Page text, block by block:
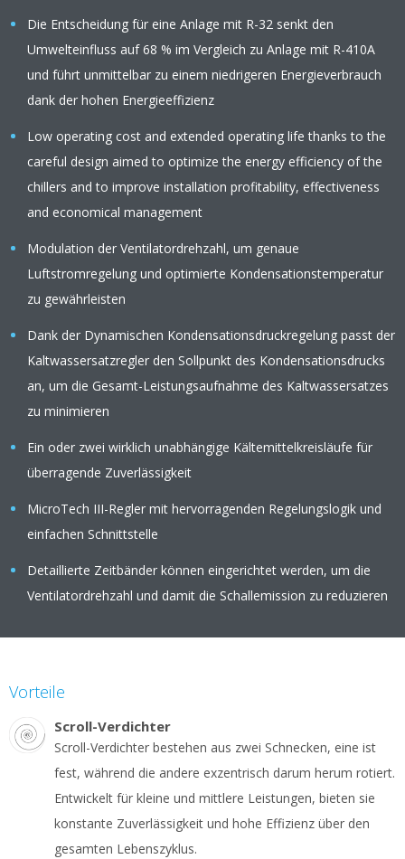
Die Entscheidung für eine Anlage mit R-32 senkt den
Umwelteinfluss auf 68 % im Vergleich zu Anlage mit R-410A
und führt unmittelbar zu einem niedrigeren Energieverbrauch
dank der hohen Energieeffizienz
Low operating cost and extended operating life thanks to the
careful design aimed to optimize the energy efficiency of the
chillers and to improve installation profitability, effectiveness
and economical management
Modulation der Ventilatordrehzahl, um genaue
Luftstromregelung und optimierte Kondensationstemperatur
zu gewährleisten
Dank der Dynamischen Kondensationsdruckregelung passt der
Kaltwassersatzregler den Sollpunkt des Kondensationsdrucks
an, um die Gesamt-Leistungsaufnahme des Kaltwassersatzes
zu minimieren
Ein oder zwei wirklich unabhängige Kältemittelkreisläufe für
überragende Zuverlässigkeit
MicroTech III-Regler mit hervorragenden Regelungslogik und
einfachen Schnittstelle
Detaillierte Zeitbänder können eingerichtet werden, um die
Ventilatordrehzahl und damit die Schallemission zu reduzieren
Vorteile
Scroll-Verdichter
Scroll-Verdichter bestehen aus zwei Schnecken, eine ist
fest, während die andere exzentrisch darum herum rotiert.
Entwickelt für kleine und mittlere Leistungen, bieten sie
konstante Zuverlässigkeit und hohe Effizienz über den
gesamten Lebenszyklus.